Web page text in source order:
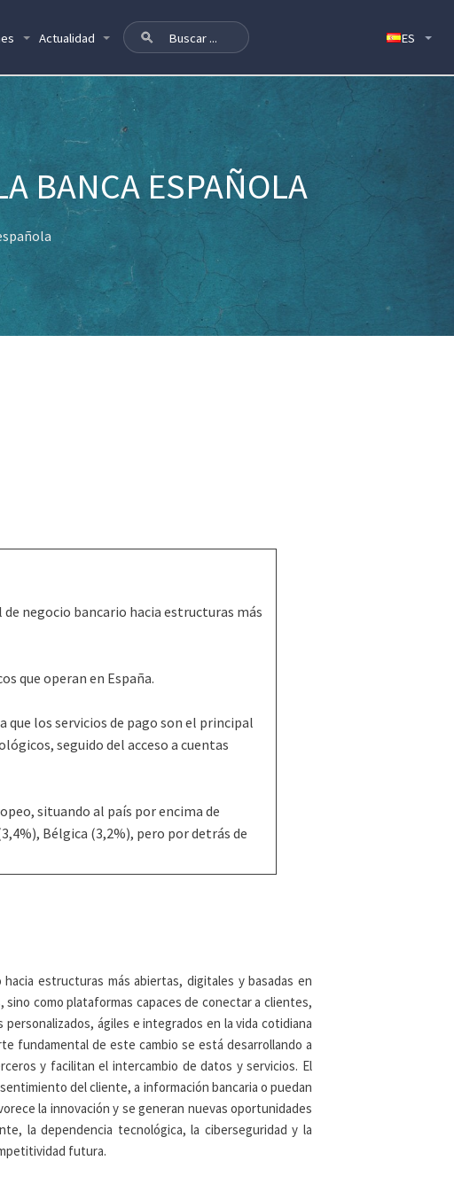
Actualidad
BANCA ESPAÑOLA
negocio bancario hacia estructuras más
que operan en España.
los servicios de pago son el principal
seguido del acceso a cuentas
situando al país por encima de
Bélgica (3,2%), pero por detrás de
estructuras más abiertas, digitales y basadas en
como plataformas capaces de conectar a clientes,
ágiles e integrados en la vida cotidiana
fundamental de este cambio se está desarrollando a
y facilitan el intercambio de datos y servicios. El
del cliente, a información bancaria o puedan
la innovación y se generan nuevas oportunidades
la dependencia tecnológica, la ciberseguridad y la
futura.